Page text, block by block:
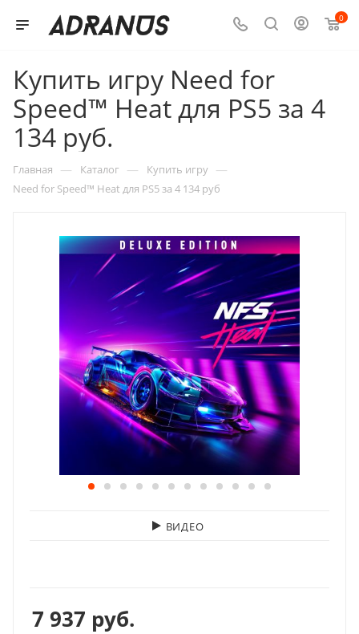
0
Купить игру Need for
Speed™ Heat для PS5 за 4
134 руб.
Главная — Каталог — Купить игру —
Need for Speed™ Heat для PS5 за 4 134 руб
ВИДЕО
7 937 руб.